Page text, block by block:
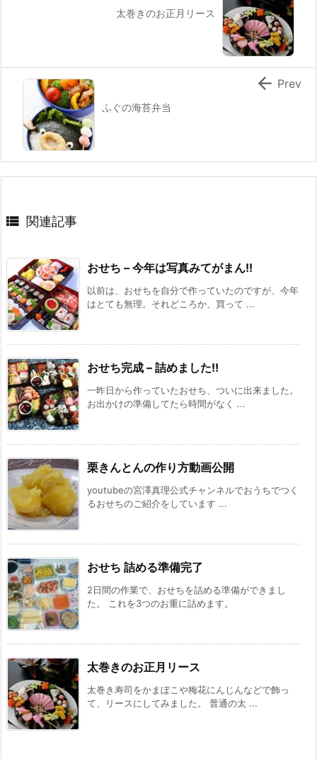
太巻きのお正月リース
ふぐの海苔弁当
 Prev
 関連記事
おせち – 今年は写真みてがまん!!
以前は、おせちを自分で作っていたのですが、今年
はとても無理。それどころか、買って ...
おせち完成 – 詰めました!!
一昨日から作っていたおせち、ついに出来ました。
お出かけの準備してたら時間がなく ...
栗きんとんの作り方動画公開
youtubeの宮澤真理公式チャンネルでおうちでつく
るおせちのご紹介をしています ...
おせち 詰める準備完了
2日間の作業で、おせちを詰める準備ができまし
た。 これを3つのお重に詰めます。
太巻きのお正月リース
太巻き寿司をかまぼこや梅花にんじんなどで飾っ
て、リースにしてみました。 普通の太 ...